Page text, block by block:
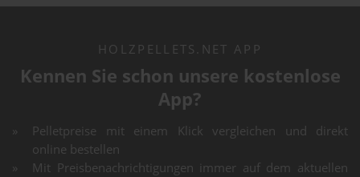
HOLZPELLETS.NET APP
Kennen Sie schon unsere kostenlose
App?
Pelletpreise mit einem Klick vergleichen und direkt
online bestellen
Mit Preisbenachrichtigungen immer auf dem aktuellen